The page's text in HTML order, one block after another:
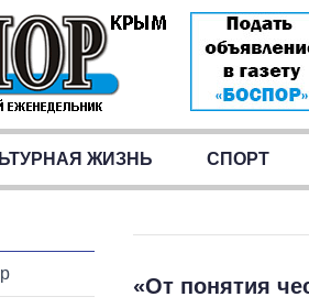
ЖИЗНЬ СПОРТ
«От понятия